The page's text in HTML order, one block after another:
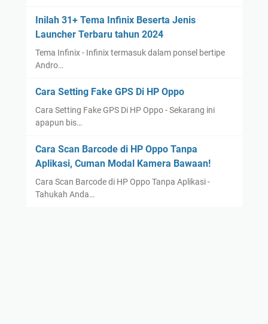
Inilah 31+ Tema Infinix Beserta Jenis
Launcher Terbaru tahun 2024
Tema Infinix - Infinix termasuk dalam ponsel bertipe
Andro…
Cara Setting Fake GPS Di HP Oppo
Cara Setting Fake GPS Di HP Oppo - Sekarang ini
apapun bis…
Cara Scan Barcode di HP Oppo Tanpa
Aplikasi, Cuman Modal Kamera Bawaan!
Cara Scan Barcode di HP Oppo Tanpa Aplikasi -
Tahukah Anda…